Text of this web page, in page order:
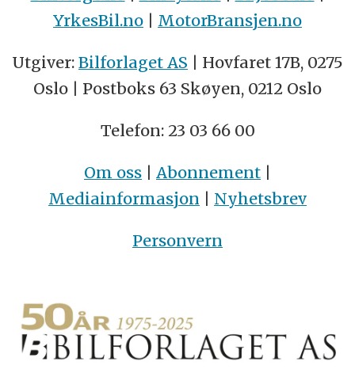
YrkesBil.no
MotorBransjen.no
Utgiver: Bilforlaget AS | Hovfaret 17B, 0275
Oslo | Postboks 63 Skøyen, 0212 Oslo
Telefon: 23 03 66 00
Om oss Abonnement
Mediainformasjon
Nyhetsbrev
Personvern